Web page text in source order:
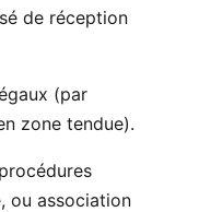
de réception
(par
zone tendue).
ou association